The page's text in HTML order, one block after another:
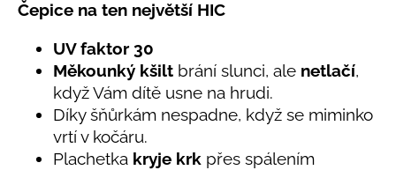
hodnocení
produktu
hvězdiček.
Čepice na ten největší HIC
UV faktor 30
Měkounký kšilt brání slunci, ale netlačí,
když Vám dítě usne na hrudi.
Díky šňůrkám nespadne, když se miminko
vrtí v kočáru.
Plachetka kryje krk přes spálením
č
LETNÍ